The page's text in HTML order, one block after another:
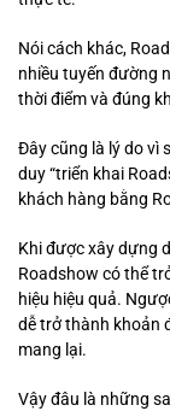
Nói cách khác,
nhiều tuyến đường
thời điểm và đúng
Đây cũng là lý do vì
duy “triển khai
khách hàng bằng
Khi được xây dựng
Roadshow có thể
hiệu hiệu quả.
dễ trở thành khoản
mang lại.
Vậy đâu là những